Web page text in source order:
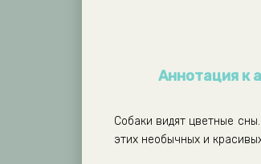
Аннотация к
Собаки видят цветные
этих необычных и